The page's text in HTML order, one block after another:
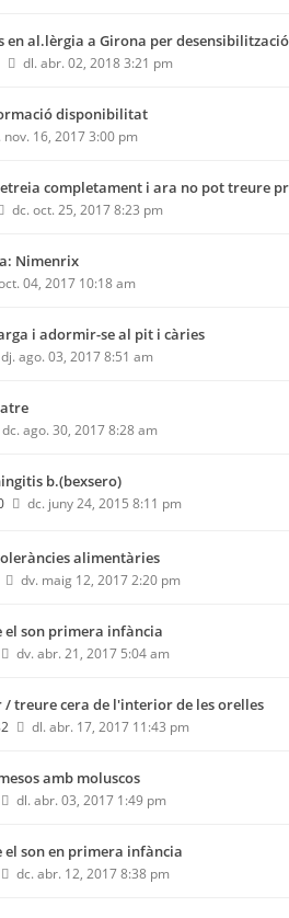
en al.lèrgia a Girona per
dl. abr. 02, 2018 3:21 pm
disponibilitat
nov. 16, 2017 3:00 pm
completament i ara no pot treure
dc. oct. 25, 2017 8:23 pm
Nimenrix
04, 2017 10:18 am
i adormir-se al pit i càries
dj. ago. 03, 2017 8:51 am
dc. ago. 30, 2017 8:28 am
b.(bexsero)
dc. juny 24, 2015 8:11 pm
alimentàries
dv. maig 12, 2017 2:20 pm
el son primera infància
dv. abr. 21, 2017 5:04 am
/ treure cera de l'interior de les orelles
dl. abr. 17, 2017 11:43 pm
amb moluscos
dl. abr. 03, 2017 1:49 pm
el son en primera infància
dc. abr. 12, 2017 8:38 pm